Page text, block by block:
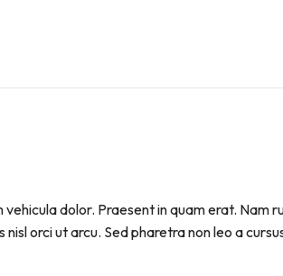
dolor. Praesent in quam erat. Nam
orci ut arcu. Sed pharetra non leo a